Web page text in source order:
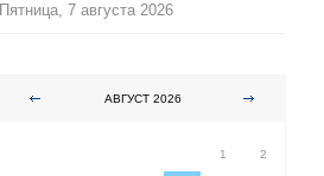
Пятница, 7 августа 2026
АВГУСТ 2026
1
2